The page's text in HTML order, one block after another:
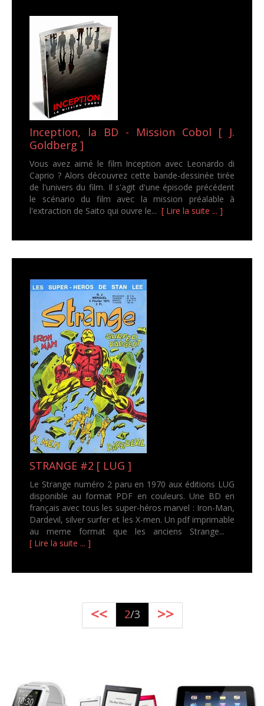
Inception, la BD - Mission Cobol [ J.
Goldberg ]
Vous avez aimé le film Inception avec Leonardo di
Caprio ? Alors découvrez cette bande-dessinée tirée
de l'univers du film. Il s'agit d'une épisode précédent
le scénario du film avec la mission préalable à
l'extraction de Saito qui ouvre le... [ Lire la suite ... ]
STRANGE #2 [ LUG ]
Le Strange numéro 2 paru en 1970 aux éditions LUG
disponible au format PDF en couleurs. Une BD en
français avec tous les super-héros marvel : Iron-Man,
Dardevil, silver surfer et les X-men. Un pdf imprimable
au meme format que les anciens Strange...
[ Lire la suite ... ]
<< 2/3 >>